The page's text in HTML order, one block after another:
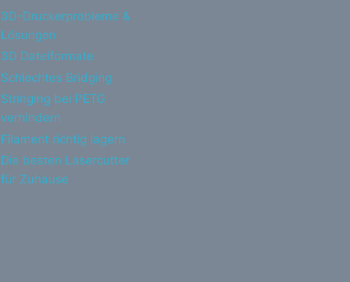
3D-Druckerprobleme &
Lösungen
3D Dateiformate
Schlechtes Bridging
Stringing bei PETG
verhindern
Filament richtig lagern
Die besten Lasercutter
für Zuhause